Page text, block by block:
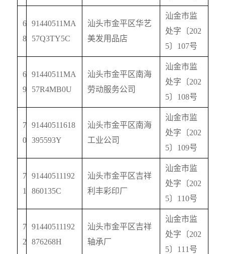
6
8
91440511MA
57Q3TY5C
汕头市金平区华艺
美发用品店
汕金市监
处字〔202
5〕 107号
6
9
91440511MA
57R4MB0U
汕头市金平区南海
劳动服务公司
汕金市监
处字〔202
5〕 108号
7
0
91440511618
395593Y
汕头市金平区南海
工业公司
汕金市监
处字〔202
5〕 109号
7
1
91440511192
860135C
汕头市金平区吉祥
利丰彩印厂
汕金市监
处字〔202
5〕 110号
7
2
91440511192
876268H
汕头市金平区吉祥
轴承厂
汕金市监
处字〔202
5〕 111 号